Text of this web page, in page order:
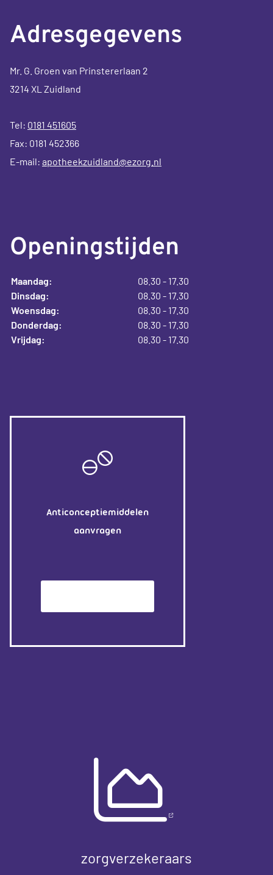
Adresgegevens
Mr. G. Groen van Prinstererlaan 2
3214 XL Zuidland
Tel: 0181 451605
Fax: 0181 452366
E-mail: apotheekzuidland@ezorg.nl
Openingstijden
Maandag:
08.30 - 17.30
Dinsdag:
08.30 - 17.30
Woensdag:
08.30 - 17.30
Donderdag:
08.30 - 17.30
Vrijdag:
08.30 - 17.30
Anticonceptiemiddelen
aanvragen
zorgverzekeraars